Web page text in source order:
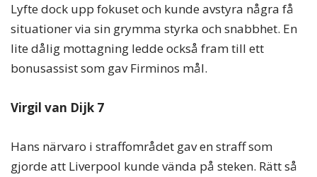
Lyfte dock upp fokuset och kunde avstyra några få
situationer via sin grymma styrka och snabbhet. En
lite dålig mottagning ledde också fram till ett
bonusassist som gav Firminos mål.
Virgil van Dijk 7
Hans närvaro i straffområdet gav en straff som
gjorde att Liverpool kunde vända på steken. Rätt så